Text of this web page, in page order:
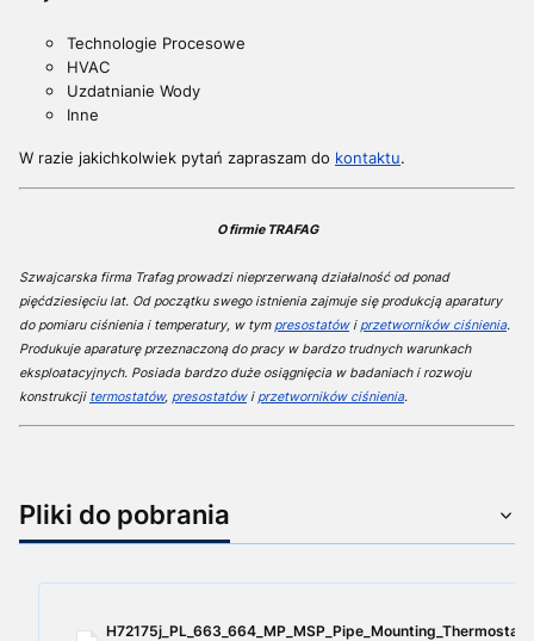
Technologie Procesowe
HVAC
Uzdatnianie Wody
Inne
W razie jakichkolwiek pytań zapraszam do kontaktu.
O firmie TRAFAG
Szwajcarska firma Trafag prowadzi nieprzerwaną działalność od ponad
pięćdziesięciu lat. Od początku swego istnienia zajmuje się produkcją aparatury
do pomiaru ciśnienia i temperatury, w tym presostatówi przetworników ciśnienia.
Produkuje aparaturę przeznaczoną do pracy w bardzo trudnych warunkach
eksploatacyjnych. Posiada bardzo duże osiągnięcia w badaniach i rozwoju
konstrukcji termostatów, presostatówi przetworników ciśnienia.
Pliki do pobrania